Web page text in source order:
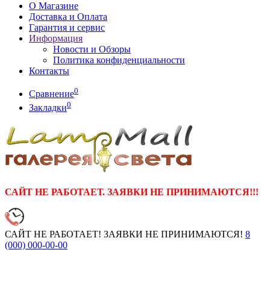
О Магазине
Доставка и Оплата
Гарантия и сервис
Информация
Новости и Обзоры
Политика конфиденциальности
Контакты
Сравнение0
Закладки0
САЙТ НЕ РАБОТАЕТ. ЗАЯВКИ НЕ ПРИНИМАЮТСЯ!!!
САЙТ НЕ РАБОТАЕТ! ЗАЯВКИ НЕ ПРИНИМАЮТСЯ! 8
(000) 000-00-00